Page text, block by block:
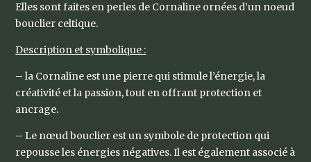
Elles sont faites en perles de Cornaline ornées d’un noeud
bouclier celtique.
Description et symbolique :
– la Cornaline est une pierre qui stimule l’énergie, la
créativité et la passion, tout en offrant protection et
ancrage.
– Le nœud bouclier est un symbole de protection qui
repousse les énergies négatives. Il est également associé à